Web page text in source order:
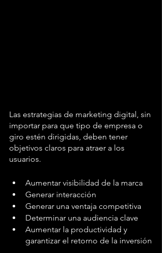
Las estrategias de marketing digital, sin
importar para que tipo de empresa o
giro estén dirigidas, deben tener
objetivos claros para atraer a los
usuarios.
Aumentar visibilidad de la marca
Generar interacción
Generar una ventaja competitiva
Determinar una audiencia clave
Aumentar la productividad y
garantizar el retorno de la inversión